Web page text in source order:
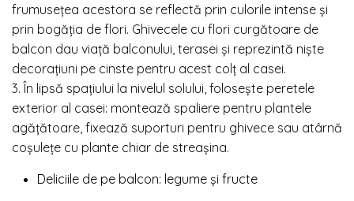
frumusețea acestora se reflectă prin culorile intense și
prin bogăția de flori. Ghivecele cu flori curgătoare de
balcon dau viață balconului, terasei și reprezintă niște
decorațiuni pe cinste pentru acest colț al casei.
3. În lipsă spațiului la nivelul solului, folosește peretele
exterior al casei: montează spaliere pentru plantele
agățătoare, fixează suporturi pentru ghivece sau atârnă
coșulețe cu plante chiar de streașina.
Deliciile de pe balcon: legume și fructe